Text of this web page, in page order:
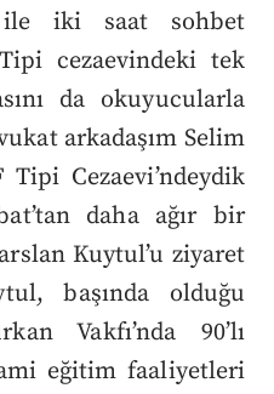
ile iki saat sohbet
cezaevindeki tek
da okuyucularla
arkadaşım Selim
Cezaevi’ndeydik
daha ağır bir
Kuytul’u ziyaret
başında olduğu
Vakfı’nda 90’lı
eğitim faaliyetleri